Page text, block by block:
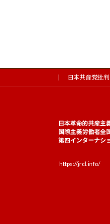
日本共産党批判
日本革命的共産主
国際主義労働者全
第四インターナシ
https://jrcl.info/